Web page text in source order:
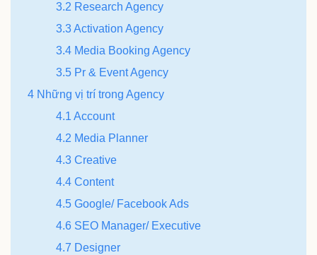
3.2 Research Agency
3.3 Activation Agency
3.4 Media Booking Agency
3.5 Pr & Event Agency
4 Những vị trí trong Agency
4.1 Account
4.2 Media Planner
4.3 Creative
4.4 Content
4.5 Google/ Facebook Ads
4.6 SEO Manager/ Executive
4.7 Designer